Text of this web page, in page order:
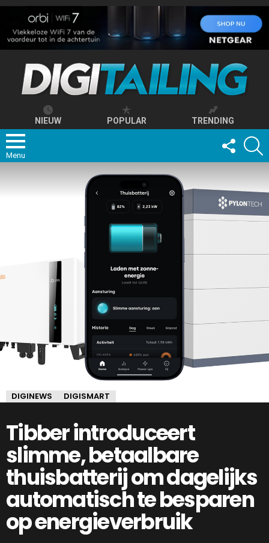
NIEUW POPULAR TRENDING
Menu
FOLLOW
US
DIGINEWS DIGISMART
Tibber introduceert
slimme, betaalbare
thuisbatterij om dagelijks
automatisch te besparen
op energieverbruik